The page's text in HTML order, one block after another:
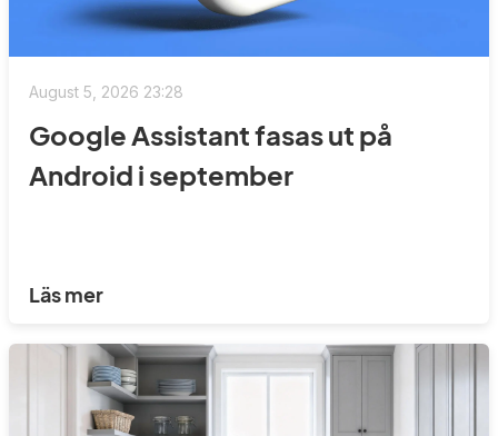
August 5, 2026 23:28
Google Assistant fasas ut på
Android i september
Läs mer